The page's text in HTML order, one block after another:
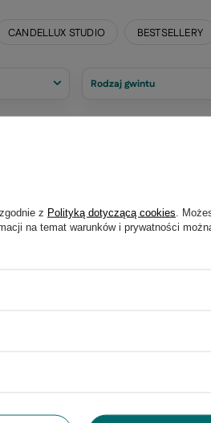
CANDELLUX STUDIO BESTSELLERY
Rodzaj gwintu
z Polityką dotyczącą cookies .
na temat warunków i prywatności